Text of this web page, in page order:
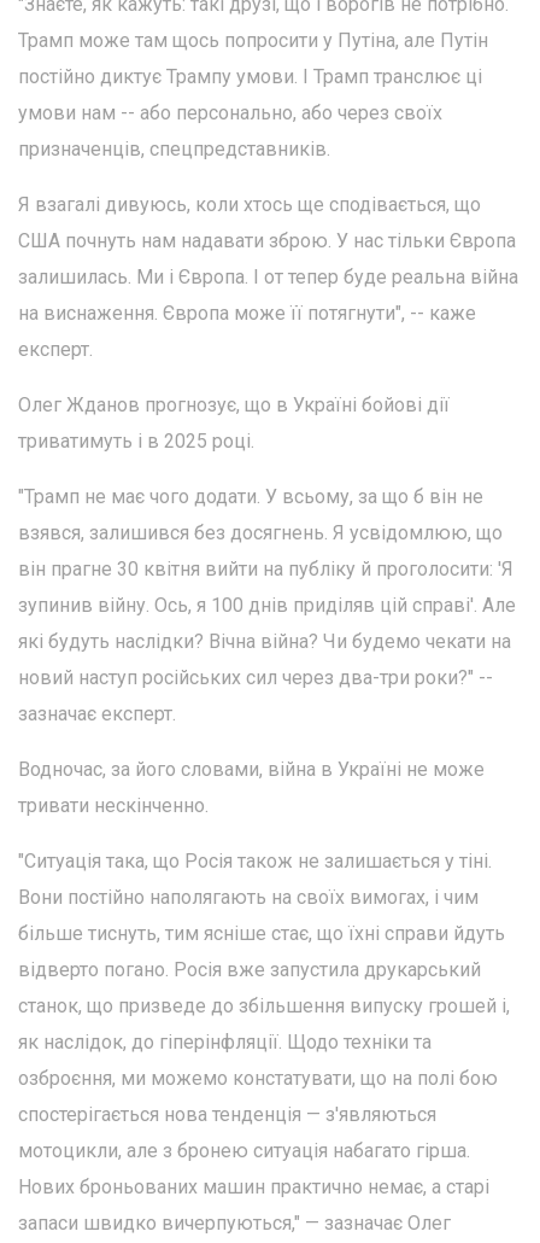
"Знаєте, як кажуть: такі друзі, що і ворогів не потрібно.
Трамп може там щось попросити у Путіна, але Путін
постійно диктує Трампу умови. І Трамп транслює ці
умови нам -- або персонально, або через своїх
призначенців, спецпредставників.
Я взагалі дивуюсь, коли хтось ще сподівається, що
США почнуть нам надавати зброю. У нас тільки Європа
залишилась. Ми і Європа. І от тепер буде реальна війна
на виснаження. Європа може її потягнути", -- каже
експерт.
Олег Жданов прогнозує, що в Україні бойові дії
триватимуть і в 2025 році.
"Трамп не має чого додати. У всьому, за що б він не
взявся, залишився без досягнень. Я усвідомлюю, що
він прагне 30 квітня вийти на публіку й проголосити: 'Я
зупинив війну. Ось, я 100 днів приділяв цій справі'. Але
які будуть наслідки? Вічна війна? Чи будемо чекати на
новий наступ російських сил через два-три роки?" --
зазначає експерт.
Водночас, за його словами, війна в Україні не може
тривати нескінченно.
"Ситуація така, що Росія також не залишається у тіні.
Вони постійно наполягають на своїх вимогах, і чим
більше тиснуть, тим ясніше стає, що їхні справи йдуть
відверто погано. Росія вже запустила друкарський
станок, що призведе до збільшення випуску грошей і,
як наслідок, до гіперінфляції. Щодо техніки та
озброєння, ми можемо констатувати, що на полі бою
спостерігається нова тенденція — з'являються
мотоцикли, але з бронею ситуація набагато гірша.
Нових броньованих машин практично немає, а старі
запаси швидко вичерпуються," — зазначає Олег